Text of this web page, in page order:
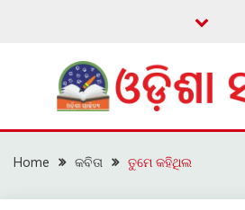
ଓଡ଼ିଶା ସାହିତ୍ୟ
Home କବିତା ତୁମେ କହିଥିଲ